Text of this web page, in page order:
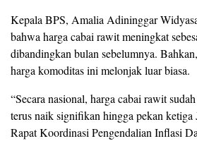
Kepala BPS, Amalia Adininggar
bahwa harga cabai rawit meningkat
dibandingkan bulan sebelumnya.
harga komoditas ini melonjak luar biasa.
“Secara nasional, harga cabai rawit
terus naik signifikan hingga pekan
Rapat Koordinasi Pengendalian Inflasi